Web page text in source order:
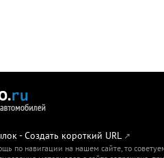
- Создать короткий URL ↗
по навигации на нашем сайте, то